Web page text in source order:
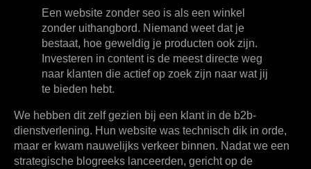
Een website zonder seo is als een winkel
zonder uithangbord. Niemand weet dat je
bestaat, hoe geweldig je producten ook zijn.
Investeren in content is de meest directe weg
naar klanten die actief op zoek zijn naar wat jij
te bieden hebt.
We hebben dit zelf gezien bij een klant in de b2b-
dienstverlening. Hun website was technisch dik in orde,
maar er kwam nauwelijks verkeer binnen. Nadat we een
strategische blogreeks lanceerden, gericht op de